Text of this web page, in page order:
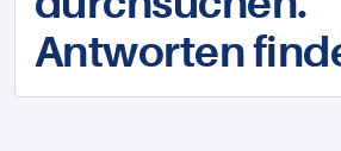
Antworten